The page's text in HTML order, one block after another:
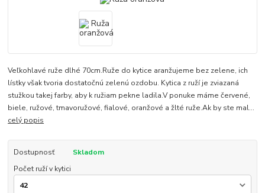
Veľkohlavé ruže dlhé 70cm.Ruže do kytice aranžujeme bez zelene, ich
lístky však tvoria dostatočnú zelenú ozdobu. Kytica z ruží je zviazaná
stužkou takej farby, aby k ružiam pekne ladila.V ponuke máme červené,
biele, ružové, tmavoružové, fialové, oranžové a žlté ruže.Ak by ste mal...
celý popis
Dostupnosť
Skladom
Počet ruží v kytici